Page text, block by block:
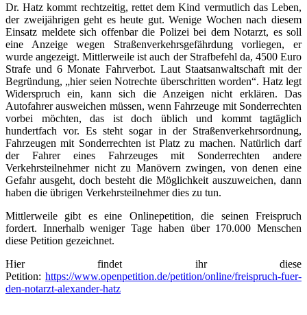
Dr. Hatz kommt rechtzeitig, rettet dem Kind vermutlich das Leben,
der zweijährigen geht es heute gut. Wenige Wochen nach diesem
Einsatz meldete sich offenbar die Polizei bei dem Notarzt, es soll
eine Anzeige wegen Straßenverkehrsgefährdung vorliegen, er
wurde angezeigt. Mittlerweile ist auch der Strafbefehl da, 4500 Euro
Strafe und 6 Monate Fahrverbot. Laut Staatsanwaltschaft mit der
Begründung, „hier seien Notrechte überschritten worden“. Hatz legt
Widerspruch ein, kann sich die Anzeigen nicht erklären. Das
Autofahrer ausweichen müssen, wenn Fahrzeuge mit Sonderrechten
vorbei möchten, das ist doch üblich und kommt tagtäglich
hundertfach vor. Es steht sogar in der Straßenverkehrsordnung,
Fahrzeugen mit Sonderrechten ist Platz zu machen. Natürlich darf
der Fahrer eines Fahrzeuges mit Sonderrechten andere
Verkehrsteilnehmer nicht zu Manövern zwingen, von denen eine
Gefahr ausgeht, doch besteht die Möglichkeit auszuweichen, dann
haben die übrigen Verkehrsteilnehmer dies zu tun.
Mittlerweile gibt es eine Onlinepetition, die seinen Freispruch
fordert. Innerhalb weniger Tage haben über 170.000 Menschen
diese Petition gezeichnet.
Hier findet ihr diese
Petition: https://www.openpetition.de/petition/online/freispruch-fuer-
den-notarzt-alexander-hatz